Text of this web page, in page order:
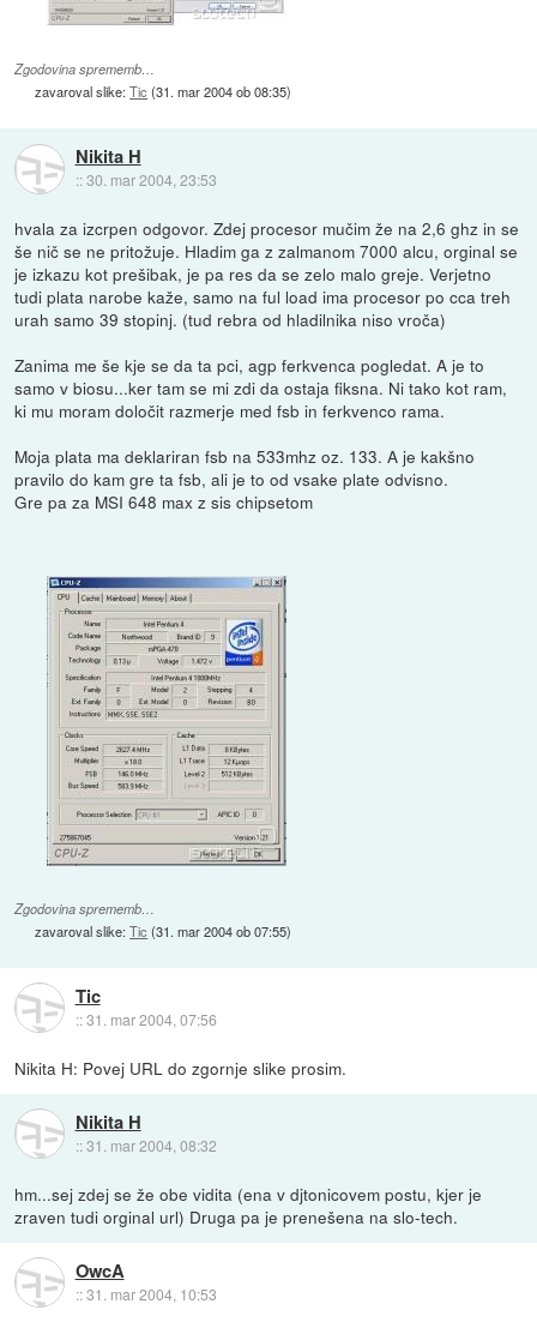
Zgodovina sprememb…
zavaroval slike:Tic (31. mar 2004 ob 08:35)
Nikita H
::30. mar 2004, 23:53
hvala za izcrpen odgovor. Zdej procesor mučim že na 2,6 ghz in se
še nič se ne pritožuje. Hladim ga z zalmanom 7000 alcu, orginal se
je izkazu kot prešibak, je pa res da se zelo malo greje. Verjetno
tudi plata narobe kaže, samo na ful load ima procesor po cca treh
urah samo 39 stopinj. (tud rebra od hladilnika niso vroča)
Zanima me še kje se da ta pci, agp ferkvenca pogledat. A je to
samo v biosu...ker tam se mi zdi da ostaja fiksna. Ni tako kot ram,
ki mu moram določit razmerje med fsb in ferkvenco rama.
Moja plata ma deklariran fsb na 533mhz oz. 133. A je kakšno
pravilo do kam gre ta fsb, ali je to od vsake plate odvisno.
Gre pa za MSI 648 max z sis chipsetom
Zgodovina sprememb…
zavaroval slike:Tic (31. mar 2004 ob 07:55)
Tic
::31. mar 2004, 07:56
Nikita H: Povej URL do zgornje slike prosim.
Nikita H
::31. mar 2004, 08:32
hm...sej zdej se že obe vidita (ena v djtonicovem postu, kjer je
zraven tudi orginal url) Druga pa je prenešena na slo-tech.
OwcA
::31. mar 2004, 10:53